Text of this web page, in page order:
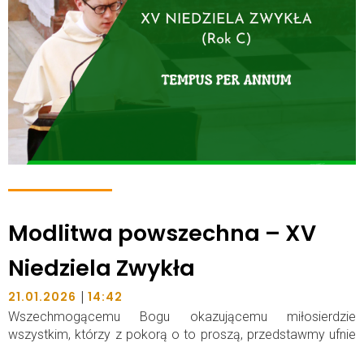
Modlitwa powszechna – XV
Niedziela Zwykła
21.01.2026 | 14:42
Wszechmogącemu Bogu okazującemu miłosierdzie
wszystkim, którzy z pokorą o to proszą, przedstawmy ufnie